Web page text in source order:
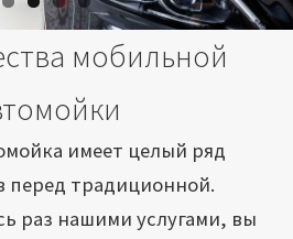
Подетальная химчистка
Как это работает
мобильной
имеет целый ряд
перед традиционной.
раз нашими услугами, вы